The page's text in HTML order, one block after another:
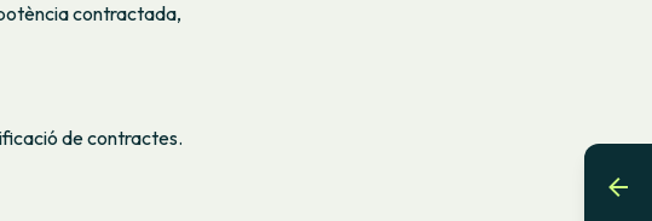
contractada,
de contractes.